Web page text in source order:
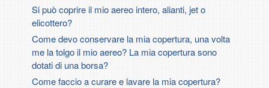
Si può coprire il mio aereo intero, alianti, jet o
elicottero?
Come devo conservare la mia copertura, una volta
me la tolgo il mio aereo? La mia copertura sono
dotati di una borsa?
Come faccio a curare e lavare la mia copertura?